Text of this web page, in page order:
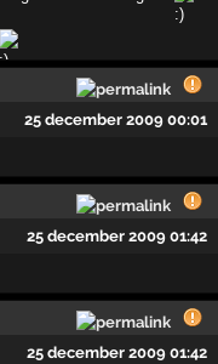
25 december 2009 00:01
25 december 2009 01:42
25 december 2009 01:42